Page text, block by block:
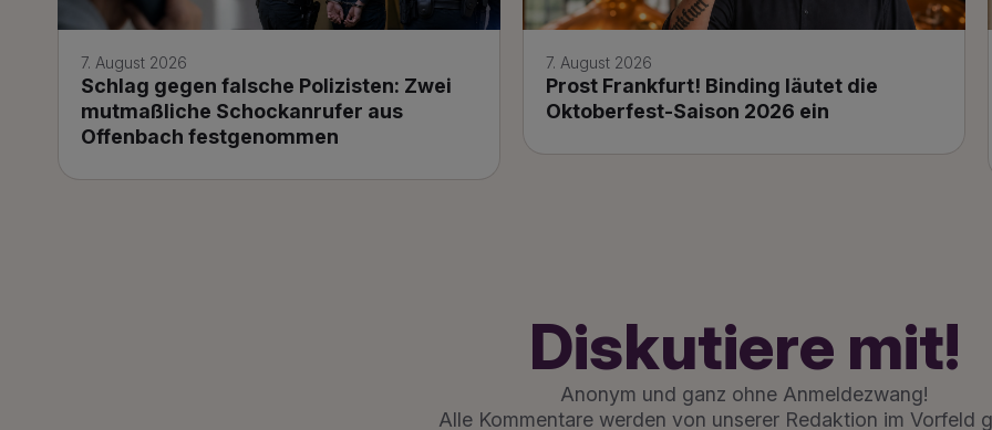
7. August 2026
Schlag gegen falsche Polizisten: Zwei
mutmaßliche Schockanrufer aus
Offenbach festgenommen
7. August 2026
Prost Frankfurt! Binding läutet die
Oktoberfest-Saison 2026 ein
Diskutiere mit!
Anonym und ganz ohne Anmeldezwang!
Alle Kommentare werden von unserer Redaktion im Vorfeld